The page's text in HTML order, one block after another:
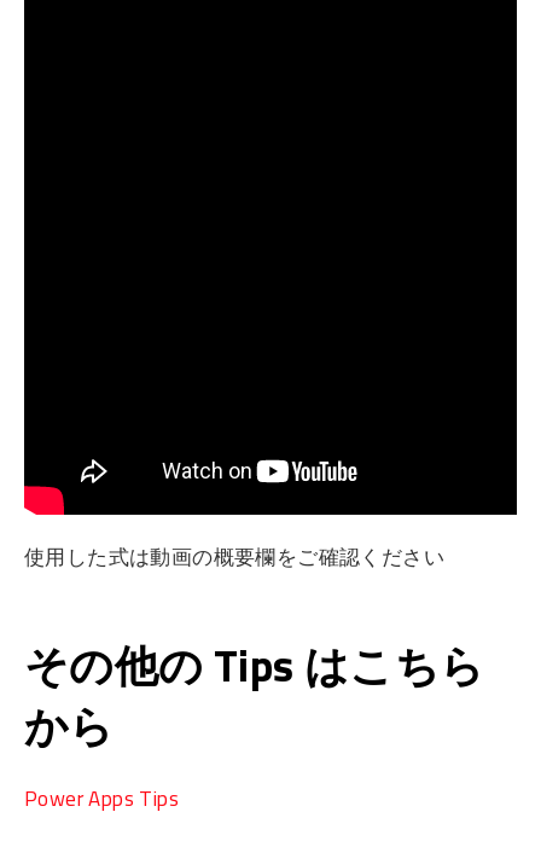
使用した式は動画の概要欄をご確認ください
その他の Tips はこちら
から
Power Apps Tips